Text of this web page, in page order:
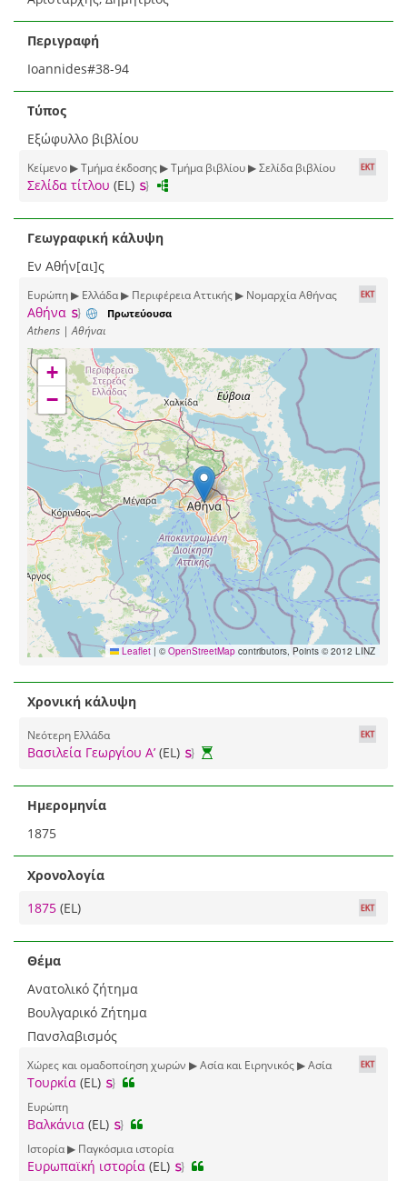
Περιγραφή
Ioannides#38-94
Τύπος
Εξώφυλλο βιβλίου
Κείμενο ▶ Τμήμα έκδοσης ▶ Τμήμα βιβλίου ▶ Σελίδα βιβλίου
Σελίδα τίτλου (EL)
Γεωγραφική κάλυψη
Εν Αθήν[αι]ς
Ευρώπη ▶ Ελλάδα ▶ Περιφέρεια Αττικής ▶ Νομαρχία Αθήνας
Αθήνα Πρωτεύουσα
Athens | Αθήναι
+
−
Leaflet | © OpenStreetMap contributors, Points © 2012 LINZ
Χρονική κάλυψη
Νεότερη Ελλάδα
Βασιλεία Γεωργίου Α’ (EL)
Ημερομηνία
1875
Χρονολογία
1875 (EL)
Θέμα
Ανατολικό ζήτημα
Βουλγαρικό Ζήτημα
Πανσλαβισμός
Χώρες και ομαδοποίηση χωρών ▶ Ασία και Ειρηνικός ▶ Ασία
Τουρκία (EL)
Ευρώπη
Βαλκάνια (EL)
Ιστορία ▶ Παγκόσμια ιστορία
Ευρωπαϊκή ιστορία (EL)